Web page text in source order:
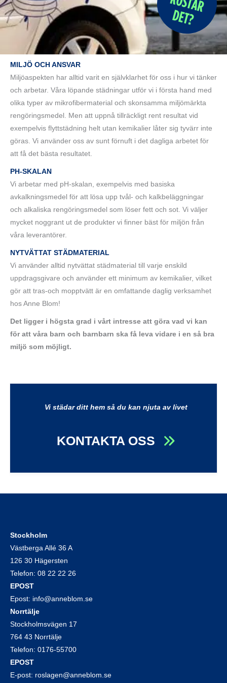
MILJÖ OCH ANSVAR
Miljöaspekten har alltid varit en självklarhet för oss i hur vi tänker
och arbetar. Våra löpande städningar utför vi i första hand med
olika typer av mikrofibermaterial och skonsamma miljömärkta
rengöringsmedel. Men att uppnå tillräckligt rent resultat vid
exempelvis flyttstädning helt utan kemikalier låter sig tyvärr inte
göras. Vi använder oss av sunt förnuft i det dagliga arbetet för
att få det bästa resultatet.
PH-SKALAN
Vi arbetar med pH-skalan, exempelvis med basiska
avkalkningsmedel för att lösa upp tvål- och kalkbeläggningar
och alkaliska rengöringsmedel som löser fett och sot. Vi väljer
mycket noggrant ut de produkter vi finner bäst för miljön från
våra leverantörer.
NYTVÄTTAT STÄDMATERIAL
Vi använder alltid nytvättat städmaterial till varje enskild
uppdragsgivare och använder ett minimum av kemikalier, vilket
gör att tras-och mopptvätt är en omfattande daglig verksamhet
hos Anne Blom!
Det ligger i högsta grad i vårt intresse att göra vad vi kan
för att våra barn och barnbarn ska få leva vidare i en så bra
miljö som möjligt.
Vi städar ditt hem så du kan njuta av livet
KONTAKTA OSS
Stockholm
Västberga Allé 36 A
126 30 Hägersten
Telefon: 08 22 22 26
EPOST
Epost: info@anneblom.se
Norrtälje
Stockholmsvägen 17
764 43 Norrtälje
Telefon: 0176-55700
EPOST
E-post: roslagen@anneblom.se